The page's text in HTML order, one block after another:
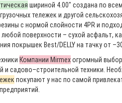
шириной 4.00″ создана по
тележек и другой
с нормой слойности 4PR и
поверхности – сухой асфальт,
покрышек Best/DELLY на тачку от
Компании Mirmexогромный
и садово–строительной техники.
покупают у нас по самой